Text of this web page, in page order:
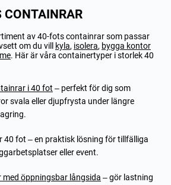
CONTAINRAR
av 40-fots containrar som passar
om du vill
kyla, isolera, bygga kontor
. Här är våra containertyper i storlek 40
i 40 fot – perfekt för dig som
svala eller djupfrysta under längre
40 fot – en praktisk lösning för tillfälliga
eller event.
öppningsbar långsida – gör lastning